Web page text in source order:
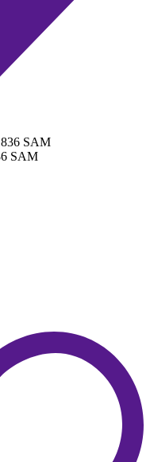
SAM